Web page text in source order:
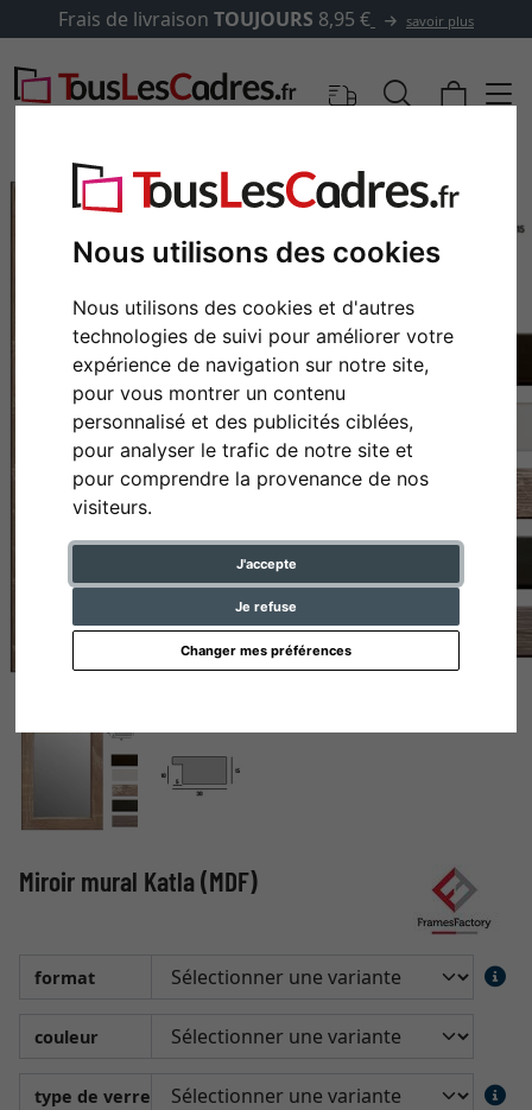
Nous utilisons des cookies
Nous utilisons des cookies et d'autres
technologies de suivi pour améliorer votre
expérience de navigation sur notre site,
pour vous montrer un contenu
personnalisé et des publicités ciblées,
pour analyser le trafic de notre site et
pour comprendre la provenance de nos
visiteurs.
J'accepte
Je refuse
Changer mes préférences
Frais de livraison TOUJOURS 8,95 € savoir plus
Retour
Miroir mural Katla (MDF)
format
couleur
type de verre